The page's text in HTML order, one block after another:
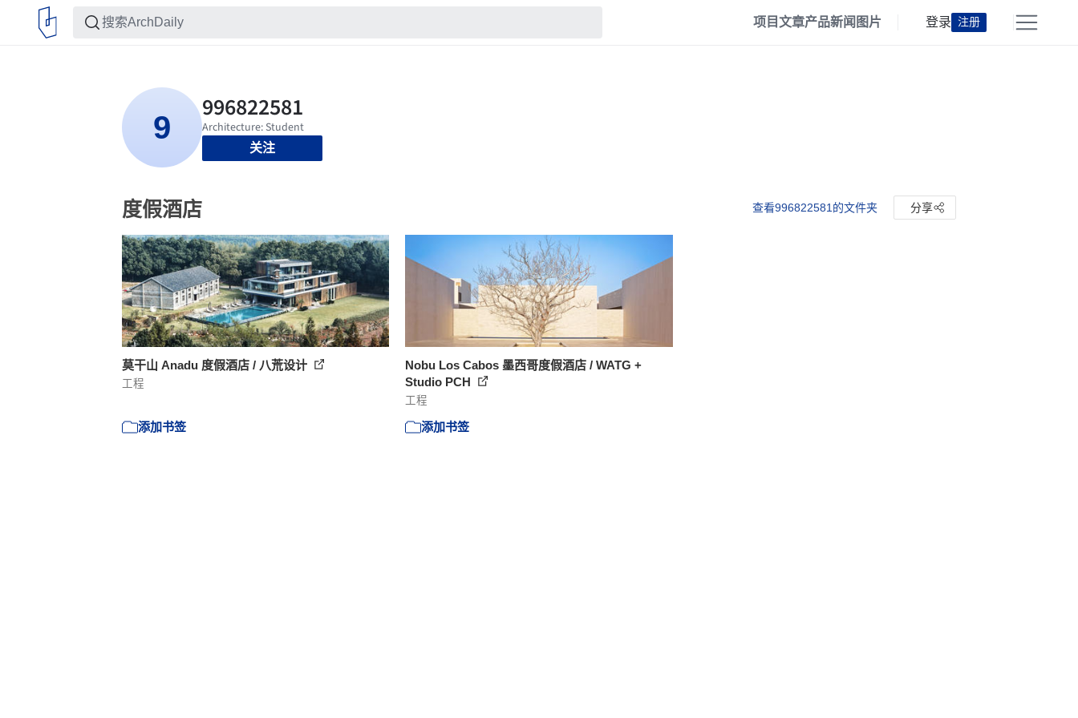
项目文章产品新闻 图片 登录 注册
关注
度假酒店 查看996822581的文件夹 分享
莫干山 Anadu 度假酒店 / 八荒设计
工程
添加书签
Nobu Los Cabos 墨西哥度假酒店 / WATG +
Studio PCH
工程
添加书签